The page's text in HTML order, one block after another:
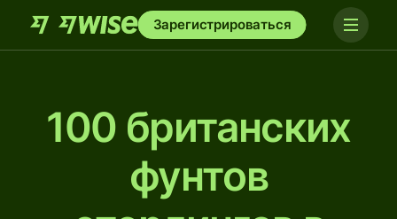
Зарегистрироваться
100 британских
фунтов